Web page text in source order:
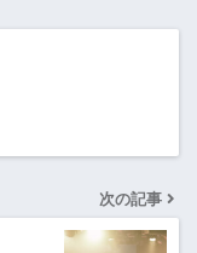
次の記事